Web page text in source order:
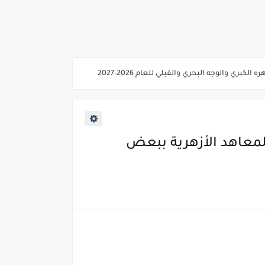
والوجه البحري والقبلي للعام 2026-2027
2027
من غدا
الأزهرية ببعض